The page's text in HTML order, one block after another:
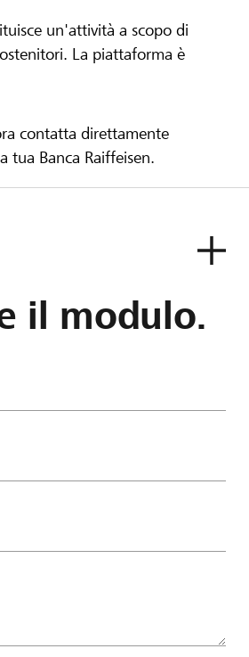
un'attività a scopo di
La piattaforma è
contatta direttamente
Banca Raiffeisen.
il modulo.